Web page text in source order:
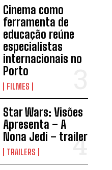
Cinema como
ferramenta de
educação reúne
especialistas
internacionais no
Porto
FILMES
Star Wars: Visões
Apresenta – A
Nona Jedi – trailer
TRAILERS